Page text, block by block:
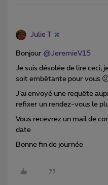
Julie T
Bonjour @JeremieV15
Je suis désolée de lire ceci,
soit embêtante pour vous
J’ai envoyé une requête
refixer un rendez-vous le
Vous recevrez un mail de
date
Bonne fin de journée